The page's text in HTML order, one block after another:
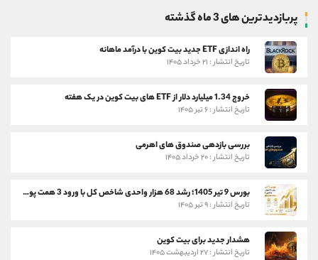
پربازدیدترین های 3 ماه گذشته
راه اندازی ETF جدید بیت کوین با درآمد ماهانه
تاریخ انتشار : ۲۱ خرداد ۱۴۰۵
خروج 1.34 میلیارد دلار از ETF های بیت کوین در یک هفته
تاریخ انتشار : ۶ تیر ۱۴۰۵
بررسی بازدهی صندوق های اهرمی
تاریخ انتشار : ۲۰ خرداد ۱۴۰۵
بورس 9 تیر 1405؛ رشد 68 هزار واحدی شاخص کل با ورود 3 همت پول حقیقی
تاریخ انتشار : ۹ تیر ۱۴۰۵
هشدار جدید برای بیت کوین
تاریخ انتشار : ۲۷ اردیبهشت ۱۴۰۵